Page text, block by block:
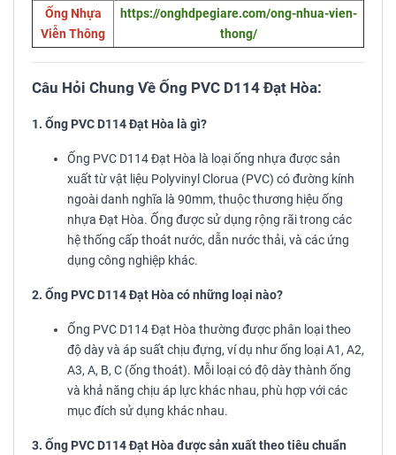
Ống Nhựa
Viễn Thông
https://onghdpegiare.com/ong-nhua-vien-
thong/
Câu Hỏi Chung Về Ống PVC D114 Đạt Hòa:
1. Ống PVC D114 Đạt Hòa là gì?
Ống PVC D114 Đạt Hòa là loại ống nhựa được sản
xuất từ vật liệu Polyvinyl Clorua (PVC) có đường kính
ngoài danh nghĩa là 90mm, thuộc thương hiệu ống
nhựa Đạt Hòa. Ống được sử dụng rộng rãi trong các
hệ thống cấp thoát nước, dẫn nước thải, và các ứng
dụng công nghiệp khác.
2. Ống PVC D114 Đạt Hòa có những loại nào?
Ống PVC D114 Đạt Hòa thường được phân loại theo
độ dày và áp suất chịu đựng, ví dụ như ống loại A1, A2,
A3, A, B, C (ống thoát). Mỗi loại có độ dày thành ống
và khả năng chịu áp lực khác nhau, phù hợp với các
mục đích sử dụng khác nhau.
3. Ống PVC D114 Đạt Hòa được sản xuất theo tiêu chuẩn